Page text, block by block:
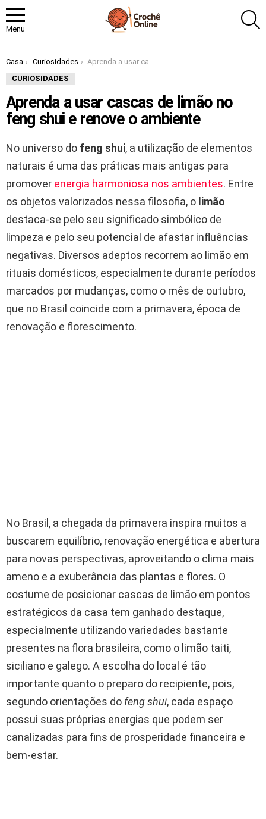
Menu
Você está aqui:
Casa Curiosidades
Aprenda a usar cascas de limão no feng shui e renove o ambiente
CURIOSIDADES
Aprenda a usar cascas de limão no
feng shui e renove o ambiente
No universo do feng shui, a utilização de elementos
naturais é uma das práticas mais antigas para
promover energia harmoniosa nos ambientes. Entre
os objetos valorizados nessa filosofia, o limão
destaca-se pelo seu significado simbólico de
limpeza e pelo seu potencial de afastar influências
negativas. Diversos adeptos recorrem ao limão em
rituais domésticos, especialmente durante períodos
marcados por mudanças, como o mês de outubro,
que no Brasil coincide com a primavera, época de
renovação e florescimento.
No Brasil, a chegada da primavera inspira muitos a
buscarem equilíbrio, renovação energética e abertura
para novas perspectivas, aproveitando o clima mais
ameno e a exuberância das plantas e flores. O
costume de posicionar cascas de limão em pontos
estratégicos da casa tem ganhado destaque,
especialmente utilizando variedades bastante
presentes na flora brasileira, como o limão taiti,
siciliano e galego. A escolha do local é tão
importante quanto o preparo do recipiente, pois,
segundo orientações do feng shui, cada espaço
possui suas próprias energias que podem ser
canalizadas para fins de prosperidade financeira e
bem-estar.